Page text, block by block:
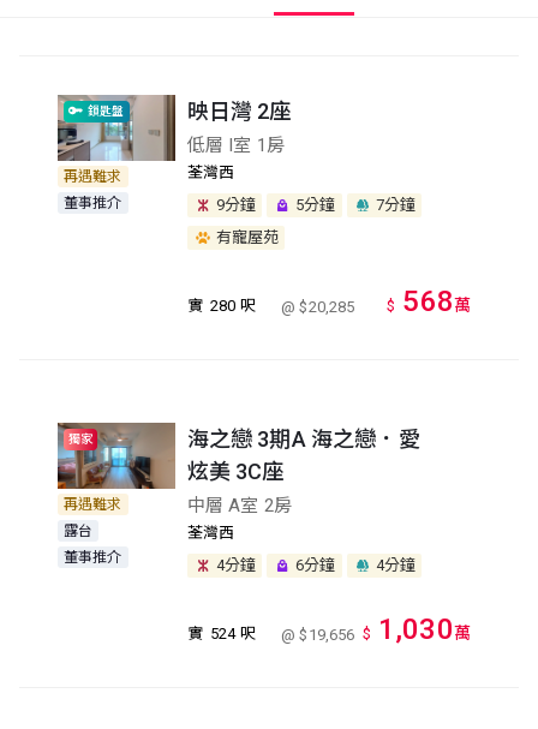
鎖匙盤
再遇難求
董事推介
映日灣 2座
低層 I室 1房
荃灣西
9分鐘
5分鐘
7分鐘
有寵屋苑
實 280 呎 @ $20,285 $ 568萬
獨家
再遇難求
露台
董事推介
海之戀 3期A 海之戀．愛
炫美 3C座
中層 A室 2房
荃灣西
4分鐘
6分鐘 4分鐘
實 524 呎 @ $19,656 $ 1,030萬